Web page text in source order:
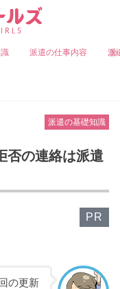
派遣の仕事内容 派
派遣の基礎知識
否の連絡は派遣
PR
の更新